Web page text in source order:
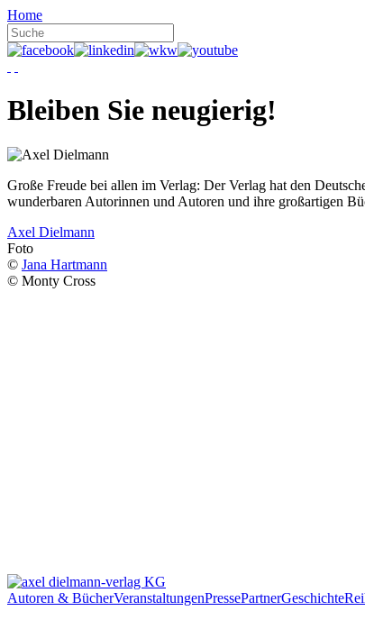
Home
Bleiben Sie neugierig!
Große Freude bei allen im Verlag: Der Verlag hat den
wunderbaren Autorinnen und Autoren und ihre großartigen
Axel Dielmann
Foto
© Jana Hartmann
© Monty Cross
Autoren & BücherVeranstaltungenPressePartnerGeschichte